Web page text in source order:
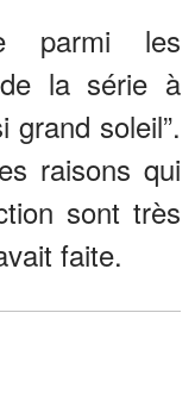
parmi les
de la série à
grand soleil”.
raisons qui
sont très
faite.